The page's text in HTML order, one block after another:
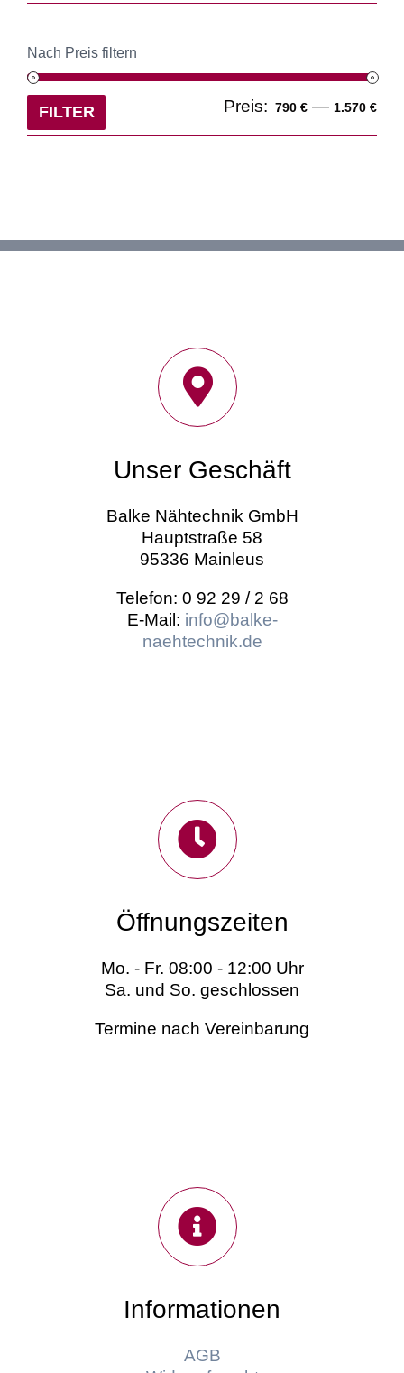
Nach Preis filtern
FILTER Preis: 790 € — 1.570 €
Unser Geschäft
Balke Nähtechnik GmbH
Hauptstraße 58
95336 Mainleus
Telefon: 0 92 29 / 2 68
E-Mail: info@balke-
naehtechnik.de
Öffnungszeiten
Mo. - Fr. 08:00 - 12:00 Uhr
Sa. und So. geschlossen
Termine nach Vereinbarung
Informationen
AGB